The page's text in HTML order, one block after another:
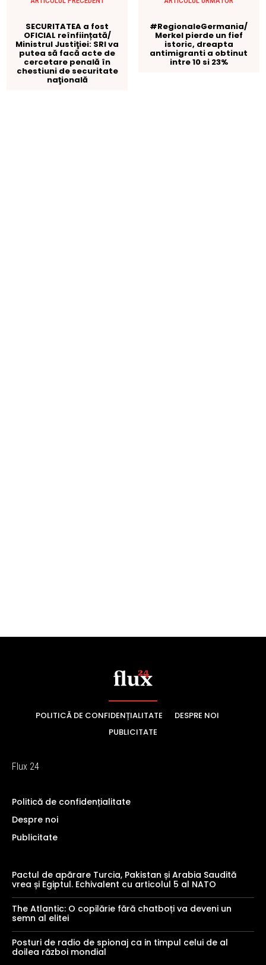
POLITICĂ DE CONFIDENȚIALITATE
DESPRE NOI
PUBLICITATE
Flux 24
Politică de confidențialitate
Despre noi
Publicitate
Pactul de apărare Turcia, Pakistan și Arabia Saudită
vrea și Egiptul. Echivalent cu articolul 5 al NATO
The Atlantic: O copilărie fără chatboți va deveni un
semn al elitei
Posturi de radio de spionaj ca in timpul celui de al
doilea război mondial